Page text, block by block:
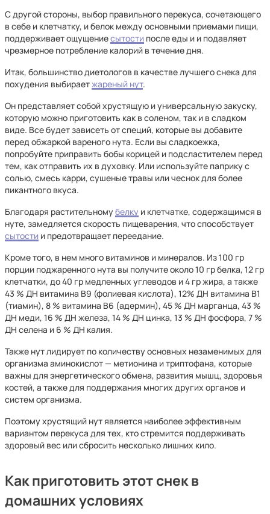
С другой стороны, выбор правильного перекуса, сочетающего
в себе и клетчатку, и белок между основными приемами пищи,
поддерживает ощущениесытости после еды и и подавляет
чрезмерное потребление калорий в течение дня.
Итак, большинство диетологов в качестве лучшего снека для
похудения выбираетжареный нут.
Он представляет собой хрустящую и универсальную закуску,
которую можно приготовить как в соленом, так и в сладком
виде. Все будет зависеть от специй, которые вы добавите
перед обжаркой вареного нута. Если вы сладкоежка,
попробуйте приправить бобы корицей и подсластителем перед
тем, как отправить их в духовку. Или используйте паприку с
солью, смесь карри, сушеные травы или чеснок для более
пикантного вкуса.
Благодаря растительномубелку и клетчатке, содержащимся в
нуте, замедляется скорость пищеварения, что способствует
сытости и предотвращает переедание.
Кроме того, в нем много витаминов и минералов. Из 100 гр
порции поджаренного нута вы получите около 10 гр белка, 12 гр
клетчатки, до 40 гр медленных углеводов и 4 гр жира, а также
43 % ДН витамина В9 (фолиевая кислота), 12% ДН витамина В1
(тиамин), 8 % витамина B6 (адермин), 45 % ДН марганца, 43 %
ДН меди, 16 % ДН железа, 14 % ДН цинка, 13 % ДН фосфора, 7 %
ДН селена и 6 % ДН калия.
Также нут лидирует по количеству основных незаменимых для
организма аминокислот — метионина и триптофана, которые
важны для энергетического обмена, развития мышц, здоровья
костей, а также для поддержания многих других органов и
систем организма.
Поэтому хрустящий нут является наиболее эффективным
вариантом перекуса для тех, кто стремится поддерживать
здоровый вес или сбросить несколько лишних кило.
Как приготовить этот снек в
домашних условиях